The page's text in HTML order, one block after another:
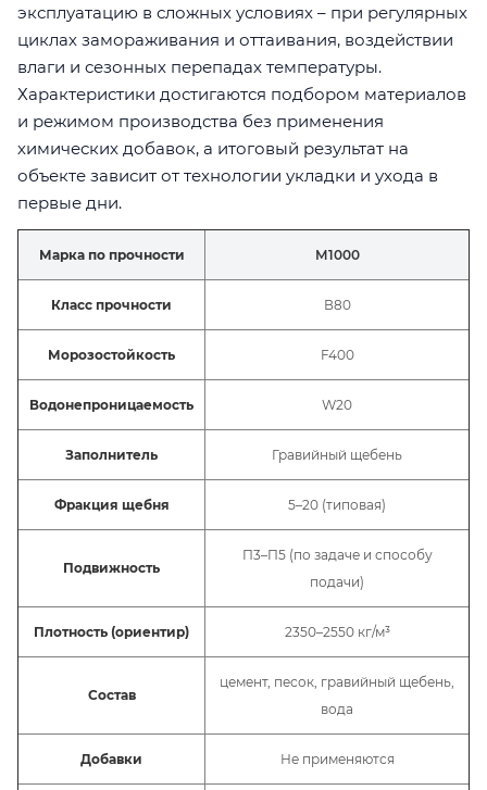
эксплуатацию в сложных условиях – при регулярных
циклах замораживания и оттаивания, воздействии
влаги и сезонных перепадах температуры.
Характеристики достигаются подбором материалов
и режимом производства без применения
химических добавок, а итоговый результат на
объекте зависит от технологии укладки и ухода в
первые дни.
Марка по прочности М1000
Класс прочности В80
Морозостойкость F400
Водонепроницаемость W20
Заполнитель Гравийный щебень
Фракция щебня 5–20 (типовая)
Подвижность
П3–П5 (по задаче и способу
подачи)
Плотность (ориентир) 2350–2550 кг/м³
Состав
цемент, песок, гравийный щебень,
вода
Добавки Не применяются